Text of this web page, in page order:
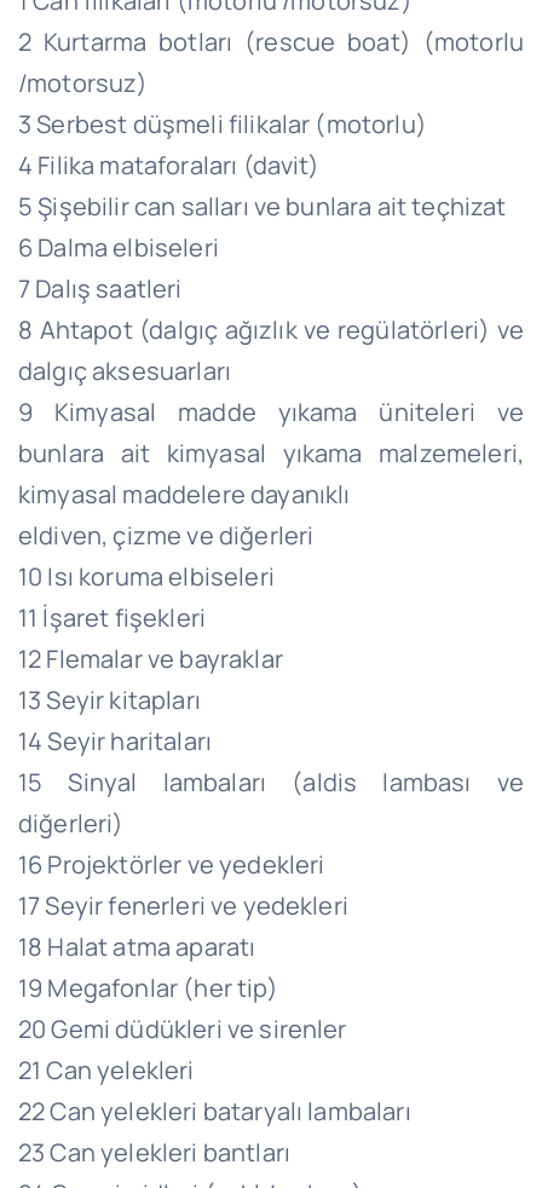
2 Kurtarma botları (rescue boat) (motorlu
/motorsuz)
3 Serbest düşmeli filikalar (motorlu)
4 Filika mataforaları (davit)
5 Şişebilir can salları ve bunlara ait teçhizat
6 Dalma elbiseleri
7 Dalış saatleri
8 Ahtapot (dalgıç ağızlık ve regülatörleri) ve
dalgıç aksesuarları
9 Kimyasal madde yıkama üniteleri ve
bunlara ait kimyasal yıkama malzemeleri,
kimyasal maddelere dayanıklı
eldiven, çizme ve diğerleri
10 Isı koruma elbiseleri
11 İşaret fişekleri
12 Flemalar ve bayraklar
13 Seyir kitapları
14 Seyir haritaları
15 Sinyal lambaları (aldis lambası ve
diğerleri)
16 Projektörler ve yedekleri
17 Seyir fenerleri ve yedekleri
18 Halat atma aparatı
19 Megafonlar (her tip)
20 Gemi düdükleri ve sirenler
21 Can yelekleri
22 Can yelekleri bataryalı lambaları
23 Can yelekleri bantları